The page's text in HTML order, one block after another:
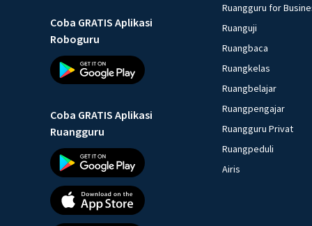
Coba GRATIS Aplikasi
Roboguru
Coba GRATIS Aplikasi
Ruangguru
Ruangguru for
Ruanguji
Ruangbaca
Ruangkelas
Ruangbelajar
Ruangpengajar
Ruangguru Privat
Ruangpeduli
Airis